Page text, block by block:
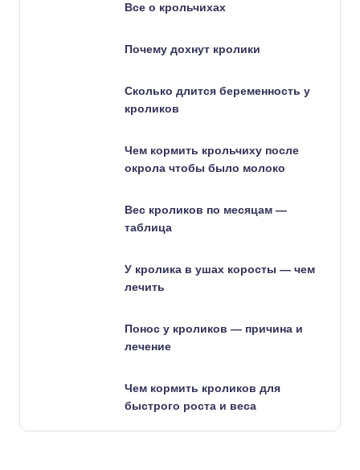
Все о крольчихах
Почему дохнут кролики
Сколько длится беременность у
кроликов
Чем кормить крольчиху после
окрола чтобы было молоко
Вес кроликов по месяцам —
таблица
У кролика в ушах коросты — чем
лечить
Понос у кроликов — причина и
лечение
Чем кормить кроликов для
быстрого роста и веса